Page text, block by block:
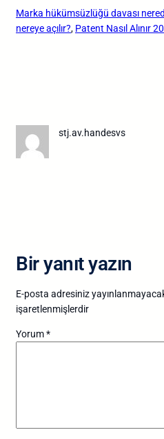
Marka hükümsüzlüğü davası
nereye açılır?, Patent Nasıl Alınır
stj.av.handesvs
Bir yanıt yazın
E-posta adresiniz
işaretlenmişlerdir
Yorum*